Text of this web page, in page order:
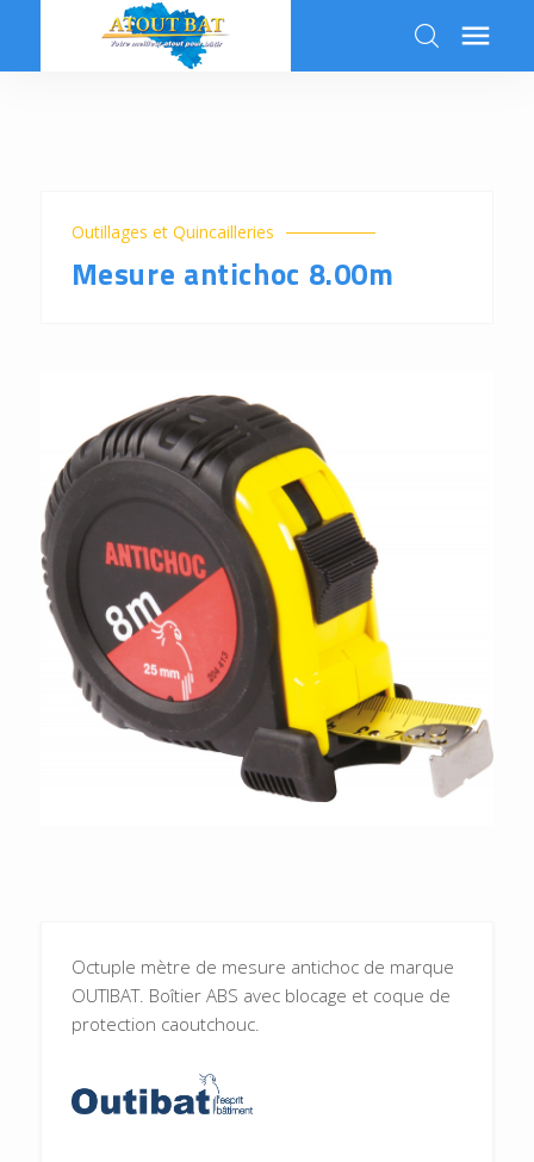
k 
Outillages et Quincailleries
Mesure antichoc 8.00m
Octuple mètre de mesure antichoc de marque
OUTIBAT. Boîtier ABS avec blocage et coque de
protection caoutchouc.